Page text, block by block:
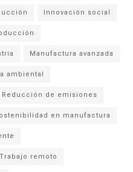
Innovación social
Manufactura avanzada
ambiental
Reducción de emisiones
en manufactura
Trabajo remoto